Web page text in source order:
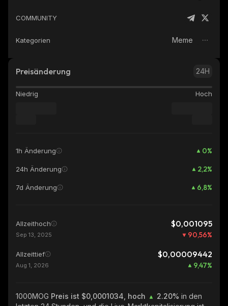
COMMUNITY
Kategorien Meme
Preisänderung 24H
Niedrig Hoch
1h Änderung 0%
24h Änderung 2,2%
7d Änderung 6,8%
Allzeithoch $0,001095
Sep 13, 2025 90,56%
Allzeittief $0,00009442
Aug 1, 2026 9,47%
1000MOG Preis ist $0,0001034, hoch 2.20% in den